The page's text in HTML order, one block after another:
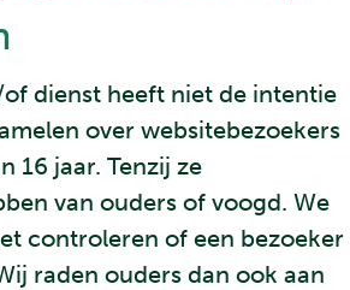
dienst heeft niet de intentie
over websitebezoekers
16 jaar. Tenzij ze
van ouders of voogd. We
controleren of een bezoeker
raden ouders dan ook aan